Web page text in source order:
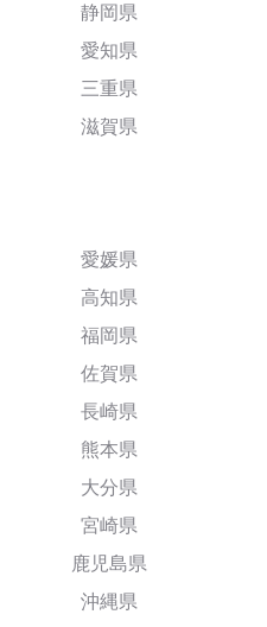
静岡県
愛知県
三重県
滋賀県
愛媛県
高知県
福岡県
佐賀県
長崎県
熊本県
大分県
宮崎県
鹿児島県
沖縄県